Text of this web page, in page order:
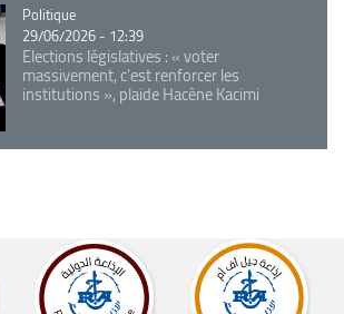
Catégorie
Politique
29/06/2026 - 12:39
Elections législatives : « voter
massivement, c'est renforcer les
institutions », plaide Hacène Kacimi